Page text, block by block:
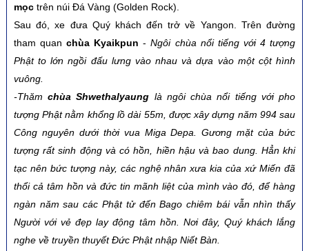
mọctrên núi Đá Vàng (Golden Rock).
Sau đó, xe đưa Quý khách đến trở về Yangon. Trên đường
tham quanchùa Kyaikpun -Ngôi chùa nổi tiếng với 4 tượng
Phật to lớn ngồi đấu lưng vào nhau và dựa vào một cột hình
vuông.
-Thămchùa Shwethalyaung là ngôi chùa nổi tiếng với pho
tượng Phật nằm khổng lồ dài 55m, được xây dựng năm 994 sau
Công nguyên dưới thời vua Miga Depa. Gương mặt của bức
tượng rất sinh động và có hồn, hiền hậu và bao dung. Hẳn khi
tạc nên bức tượng này, các nghệ nhân xưa kia của xứ Miến đã
thổi cả tâm hồn và đức tin mãnh liệt của mình vào đó, để hàng
ngàn năm sau các Phật tử đến Bago chiêm bái vẫn nhìn thấy
Người với vẻ đẹp lay động tâm hồn. Nơi đây, Quý khách lắng
nghe về truyền thuyết Đức Phật nhập Niết Bàn.